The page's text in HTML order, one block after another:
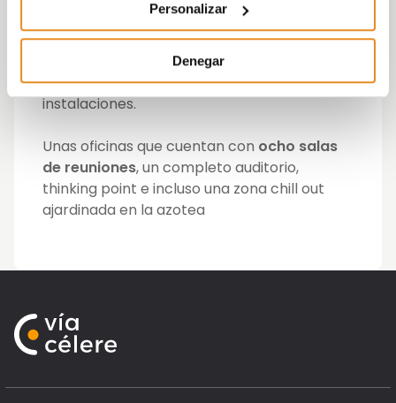
Personalizar
Denegar
través de la incorporación en la propia
estructura del edificio de circuitos de
tuberías, transportan agua destinada a la
calefacción y la refrigeración de las
instalaciones.
Unas oficinas que cuentan con ocho salas
de reuniones, un completo auditorio,
thinking point e incluso una zona chill out
ajardinada en la azotea